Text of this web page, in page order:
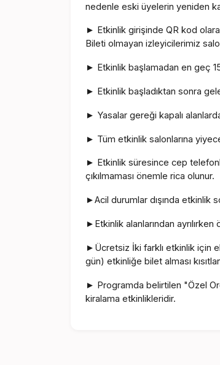
nedenle eski üyelerin yeniden
►
Etkinlik girişinde QR kod
Bileti olmayan izleyicilerimiz
► Etkinlik başlamadan en geç
► Etkinlik başladıktan sonra
► Yasalar gereği kapalı
► Tüm etkinlik salonlarına
►
Etkinlik süresince cep
çıkılmaması önemle rica olunur.
►Acil durumlar dışında etkinlik
► Etkinlik alanlarından
► Ücretsiz İki farklı etkinlik için
gün) etkinliğe bilet alması
► Programda belirtilen "Özel
kiralama etkinlikleridir.